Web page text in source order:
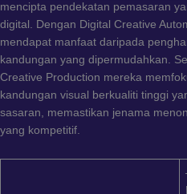
mencipta pendekatan pemasaran
digital. Dengan Digital Creative
mendapat manfaat daripada
kandungan yang dipermudahkan.
Creative Production mereka
kandungan visual berkualiti tinggi
sasaran, memastikan jenama
yang kompetitif.